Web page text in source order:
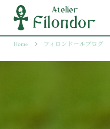
Home フィロンドールブログ